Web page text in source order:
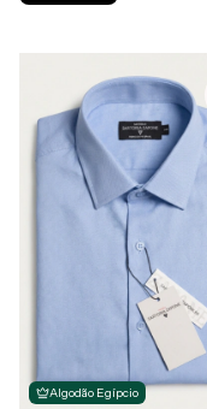
Algodão Egípcio